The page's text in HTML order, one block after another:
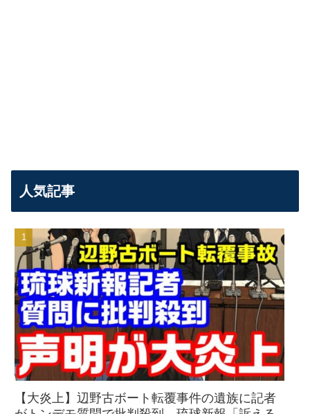
人気記事
【大炎上】辺野古ボート転覆事件の遺族に記者